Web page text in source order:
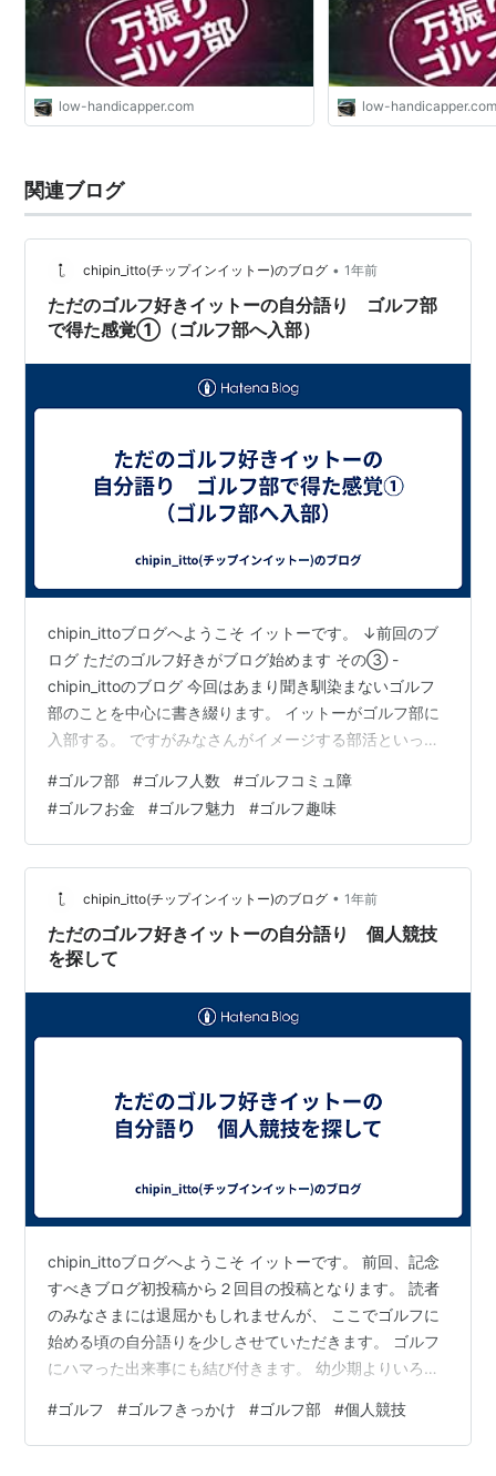
low-handicapper.com low-
関連ブログ
chipin_itto(チップインイットー)のブログ • 1年前
ただのゴルフ好きイットーの自分語り ゴルフ部
で得た感覚①（ゴルフ部へ入部）
chipin_ittoブログへようこそ イットーです。 ↓前回のブ
ログ ただのゴルフ好きがブログ始めます その③ -
chipin_ittoのブログ 今回はあまり聞き馴染まないゴルフ
部のことを中心に書き綴ります。 イットーがゴルフ部に
入部する。 ですがみなさんがイメージする部活といって
した。 顧問も毎回部活に顔を出すわけでもなく、教わる
人も専門には居ず、 先輩や経験者から教わる感じでし
た。 月曜に主に筋トレや走り込み、木曜と金曜に学校近
くのゴルフ練習場で打ちっぱなしで打込み という週３日
の練習。 （たしか月曜の筋トレは面倒くさくてほぼ週２
だった…
#ゴルフ部 #ゴルフ人数 #ゴルフコミュ障
#ゴルフお金 #ゴルフ魅力 #ゴルフ趣味
chipin_itto(チップインイットー)のブログ • 1年前
ただのゴルフ好きイットーの自分語り 個人競技
を探して
chipin_ittoブログへようこそ イットーです。 前回、記念
すべきブログ初投稿から２回目の投稿となります。 読者
のみなさまには退屈かもしれませんが、 ここでゴルフに
始める頃の自分語りを少しさせていただきます。 ゴルフ
にハマった出来事にも結び付きます。 幼少期よりいろん
小学生時代：（ミニ）バスケットボール 中学生時代：合
気道 (高校生時代：ゴルフに出会う) ただいろいろやって
#ゴルフ #ゴルフきっかけ #ゴルフ部 #個人競技